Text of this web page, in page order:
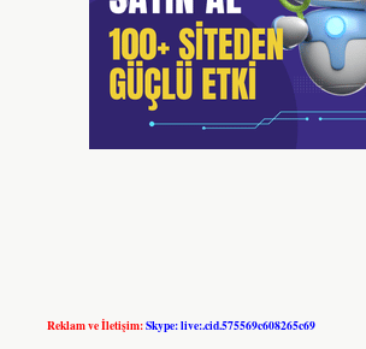
Reklam ve İletişim:Skype: live:.cid.575569c608265c69